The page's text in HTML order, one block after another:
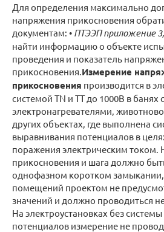
Для определения максимально
напряжения прикосновения
документам: • ПТЭЭП приложение
найти информацию о объекте
проведения и показатель
прикосновения. Измерение
прикосновения производится в
системой TN и TT до 1000В в банях с
электронагревателями,
других объектах, где выполнена
выравнивания потенциалов в
поражения электрическим током.
прикосновения и шага должно
однофазном коротком
помещений проектом не
значений и должно проводиться
На электроустановках без
потенциалов измерение не